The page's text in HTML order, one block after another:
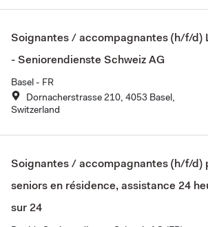
Soignantes / accompagnantes (h/f/d)
- Seniorendienste Schweiz AG
Basel - FR
Dornacherstrasse 210, 4053 Basel,
Switzerland
Soignantes / accompagnantes (h/f/d)
seniors en résidence, assistance 24
sur 24